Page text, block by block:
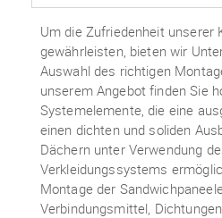
Um die Zufriedenheit unserer
gewährleisten, bieten wir
Auswahl des richtigen
unserem Angebot finden Sie
Systemelemente, die eine
einen dichten und soliden
Dächern unter Verwendung
Verkleidungssystems
Montage der
Verbindungsmittel,